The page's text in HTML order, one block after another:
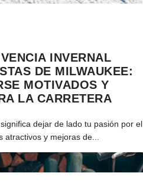
INVERNAL
DE MILWAUKEE:
MOTIVADOS Y
LA CARRETERA
dejar de lado tu pasión por el
y mejoras de...